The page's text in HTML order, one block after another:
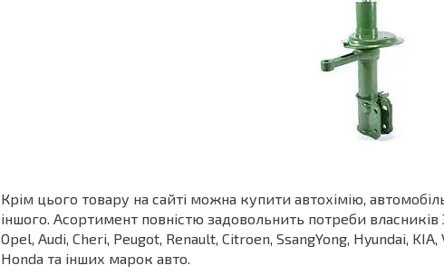
Крім цього товару на сайті можна купити автохімію,
іншого. Асортимент повністю задовольнить потреби
Opel, Audi, Cheri, Peugot, Renault, Citroen, SsangYong, Hyundai,
Honda та інших марок авто.